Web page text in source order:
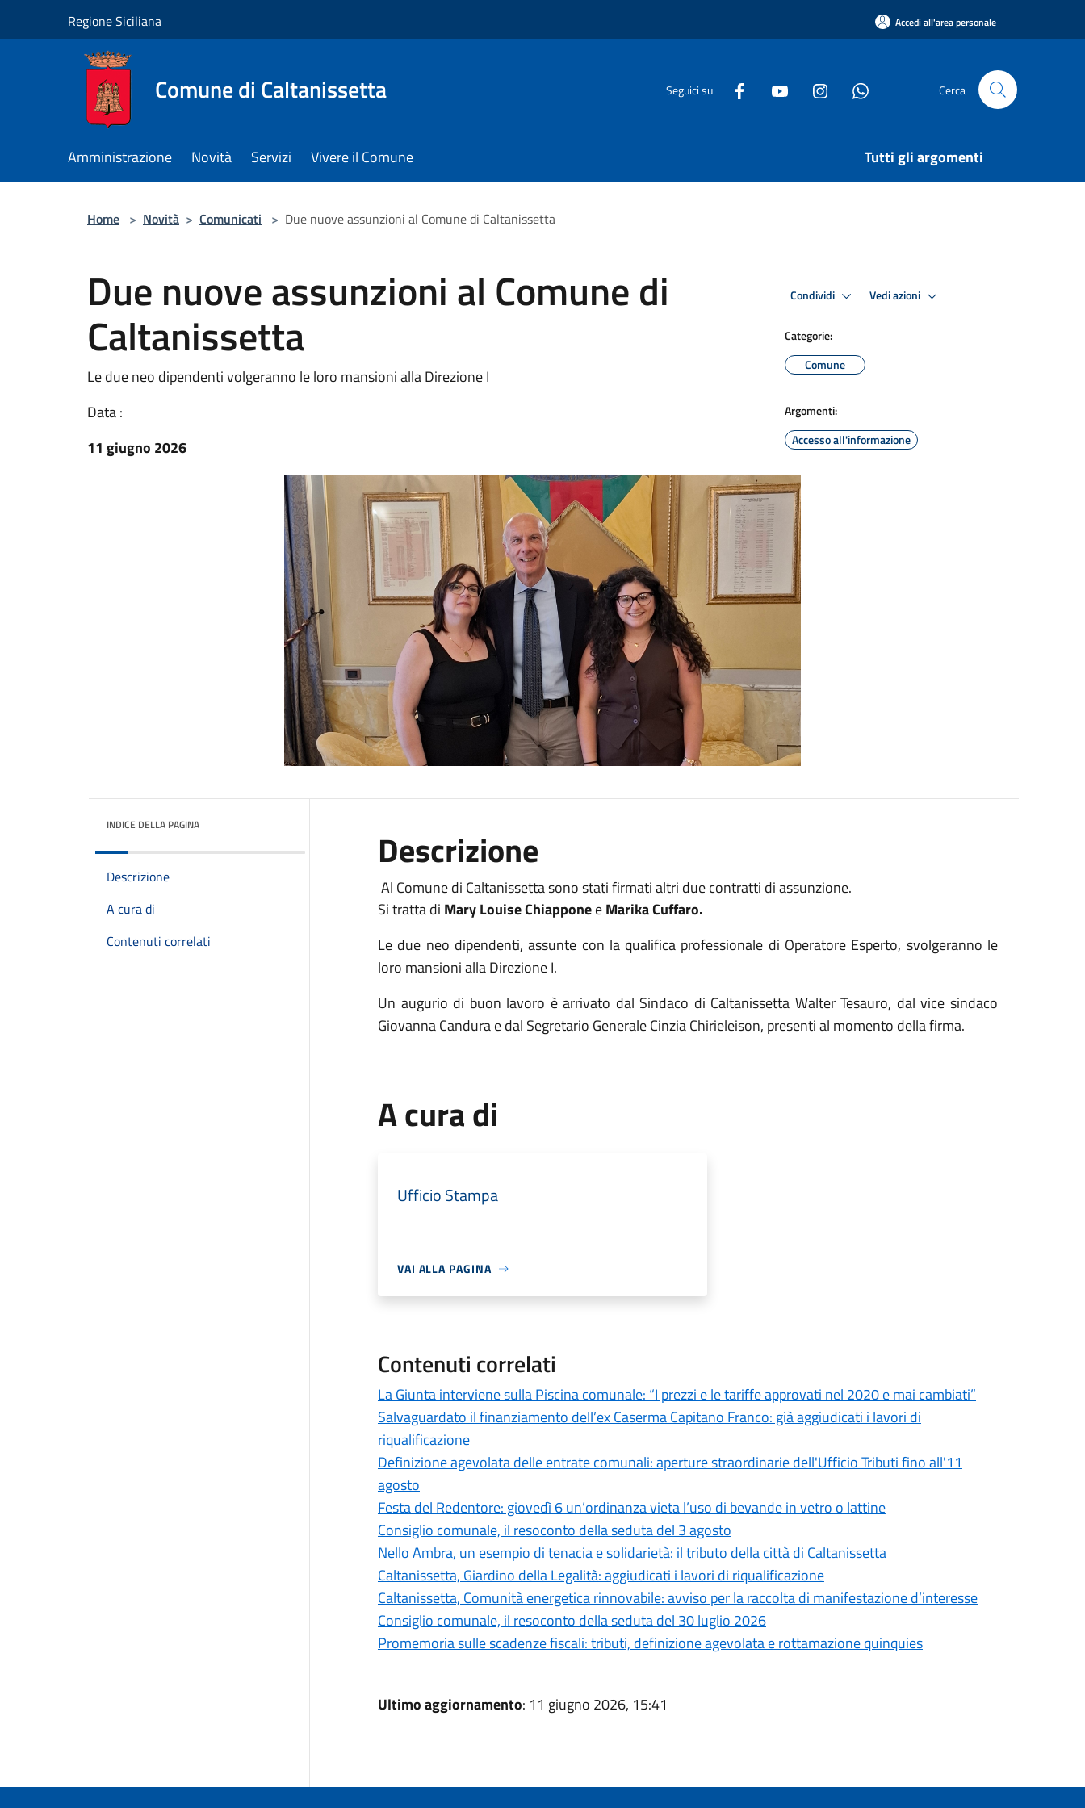
Regione Siciliana Accedi all'area personale
Comune di Caltanissetta Seguici su Cerca
Amministrazione Novità Servizi Vivere il Comune Tutti gli argomenti
Home > Novità > Comunicati > Due nuove assunzioni al Comune di Caltanissetta
Due nuove assunzioni al Comune di
Caltanissetta
Le due neo dipendenti volgeranno le loro mansioni alla Direzione I
Data :
11 giugno 2026
Condividi Vedi azioni
Categorie:
Comune
Argomenti:
Accesso all'informazione
INDICE DELLA PAGINA
Descrizione
A cura di
Contenuti correlati
Descrizione
Al Comune di Caltanissetta sono stati firmati altri due contratti di assunzione.
Si tratta di Mary Louise ChiapponeeMarika Cuffaro.
Le due neo dipendenti, assunte con la qualifica professionale di Operatore Esperto, svolgeranno le
loro mansioni alla Direzione I.
Un augurio di buon lavoro è arrivato dal Sindaco di Caltanissetta Walter Tesauro, dal vice sindaco
Giovanna Candura e dal Segretario Generale Cinzia Chirieleison, presenti al momento della firma.
A cura di
Ufficio Stampa
VAI ALLA PAGINA
Contenuti correlati
La Giunta interviene sulla Piscina comunale: “I prezzi e le tariffe approvati nel 2020 e mai cambiati”
Salvaguardato il finanziamento dell’ex Caserma Capitano Franco: già aggiudicati i lavori di
riqualificazione
Definizione agevolata delle entrate comunali: aperture straordinarie dell'Ufficio Tributi fino all'11
agosto
Festa del Redentore: giovedì 6 un’ordinanza vieta l’uso di bevande in vetro o lattine
Consiglio comunale, il resoconto della seduta del 3 agosto
Nello Ambra, un esempio di tenacia e solidarietà: il tributo della città di Caltanissetta
Caltanissetta, Giardino della Legalità: aggiudicati i lavori di riqualificazione
Caltanissetta, Comunità energetica rinnovabile: avviso per la raccolta di manifestazione d’interesse
Consiglio comunale, il resoconto della seduta del 30 luglio 2026
Promemoria sulle scadenze fiscali: tributi, definizione agevolata e rottamazione quinquies
Ultimo aggiornamento: 11 giugno 2026, 15:41